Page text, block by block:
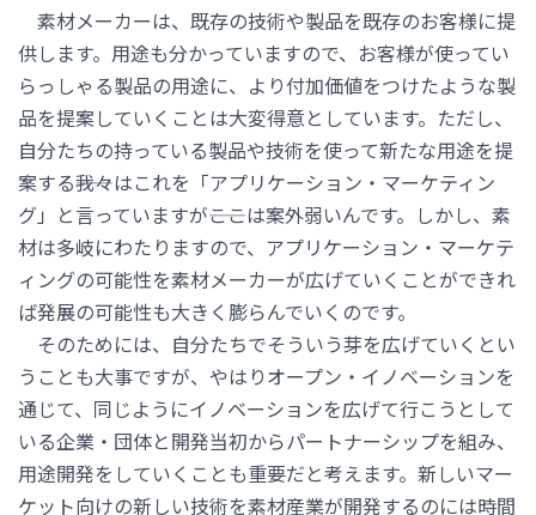
素材メーカーは、既存の技術や製品を既存のお客様に提
供します。用途も分かっていますので、お客様が使ってい
らっしゃる製品の用途に、より付加価値をつけたような製
品を提案していくことは大変得意としています。ただし、
自分たちの持っている製品や技術を使って新たな用途を提
案する――我々はこれを「アプリケーション・マーケティン
グ」と言っていますが――ここは案外弱いんです。しかし、素
材は多岐にわたりますので、アプリケーション・マーケテ
ィングの可能性を素材メーカーが広げていくことができれ
ば発展の可能性も大きく膨らんでいくのです。
そのためには、自分たちでそういう芽を広げていくとい
うことも大事ですが、やはりオープン・イノベーションを
通じて、同じようにイノベーションを広げて行こうとして
いる企業・団体と開発当初からパートナーシップを組み、
用途開発をしていくことも重要だと考えます。新しいマー
ケット向けの新しい技術を素材産業が開発するのには時間